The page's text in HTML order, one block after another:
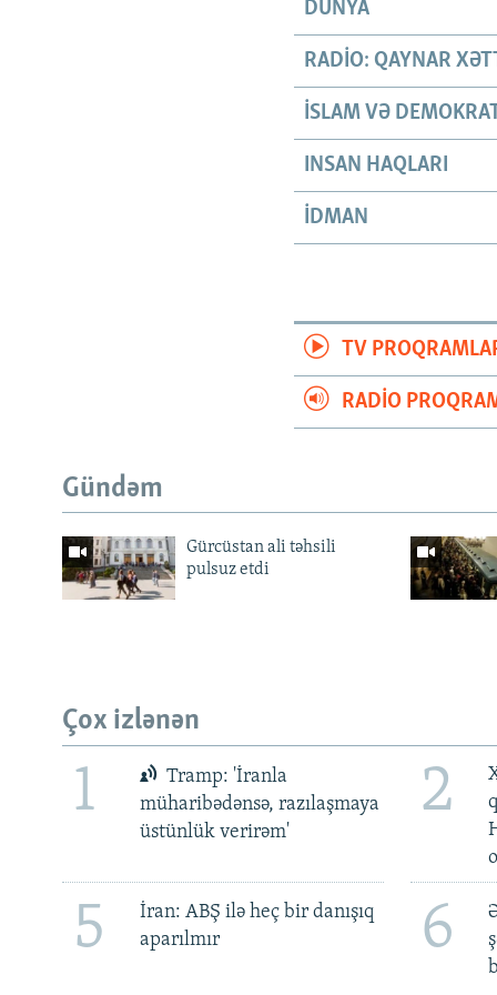
DÜNYA
RADIO: QAYNAR
İSLAM VƏ
INSAN HAQLARI
İDMAN
TV
RADIO
Gündəm
Gürcüstan ali təhsili
pulsuz etdi
Çox izlənən
1
Tramp: 'İranla
müharibədənsə, razılaşmaya
üstünlük verirəm'
2
5
İran: ABŞ ilə heç bir danışıq
aparılmır
6